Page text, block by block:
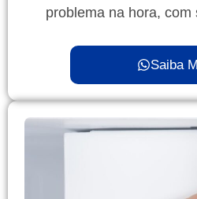
problema na hora, com
Saiba